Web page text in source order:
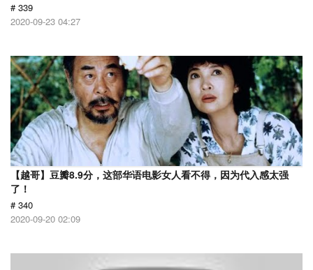
# 339
2020-09-23 04:27
【越哥】豆瓣8.9分，这部华语电影女人看不得，因为代入感太强
了！
# 340
2020-09-20 02:09